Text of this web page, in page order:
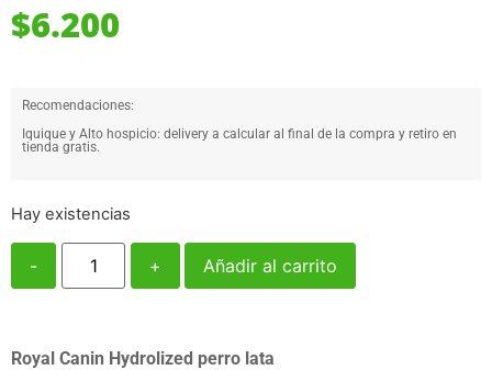
$6.200
Recomendaciones:
Iquique y Alto hospicio: delivery a calcular al final de la compra y retiro en
tienda gratis.
Hay existencias
- + Añadir al carrito
Royal Canin Hydrolized perro lata